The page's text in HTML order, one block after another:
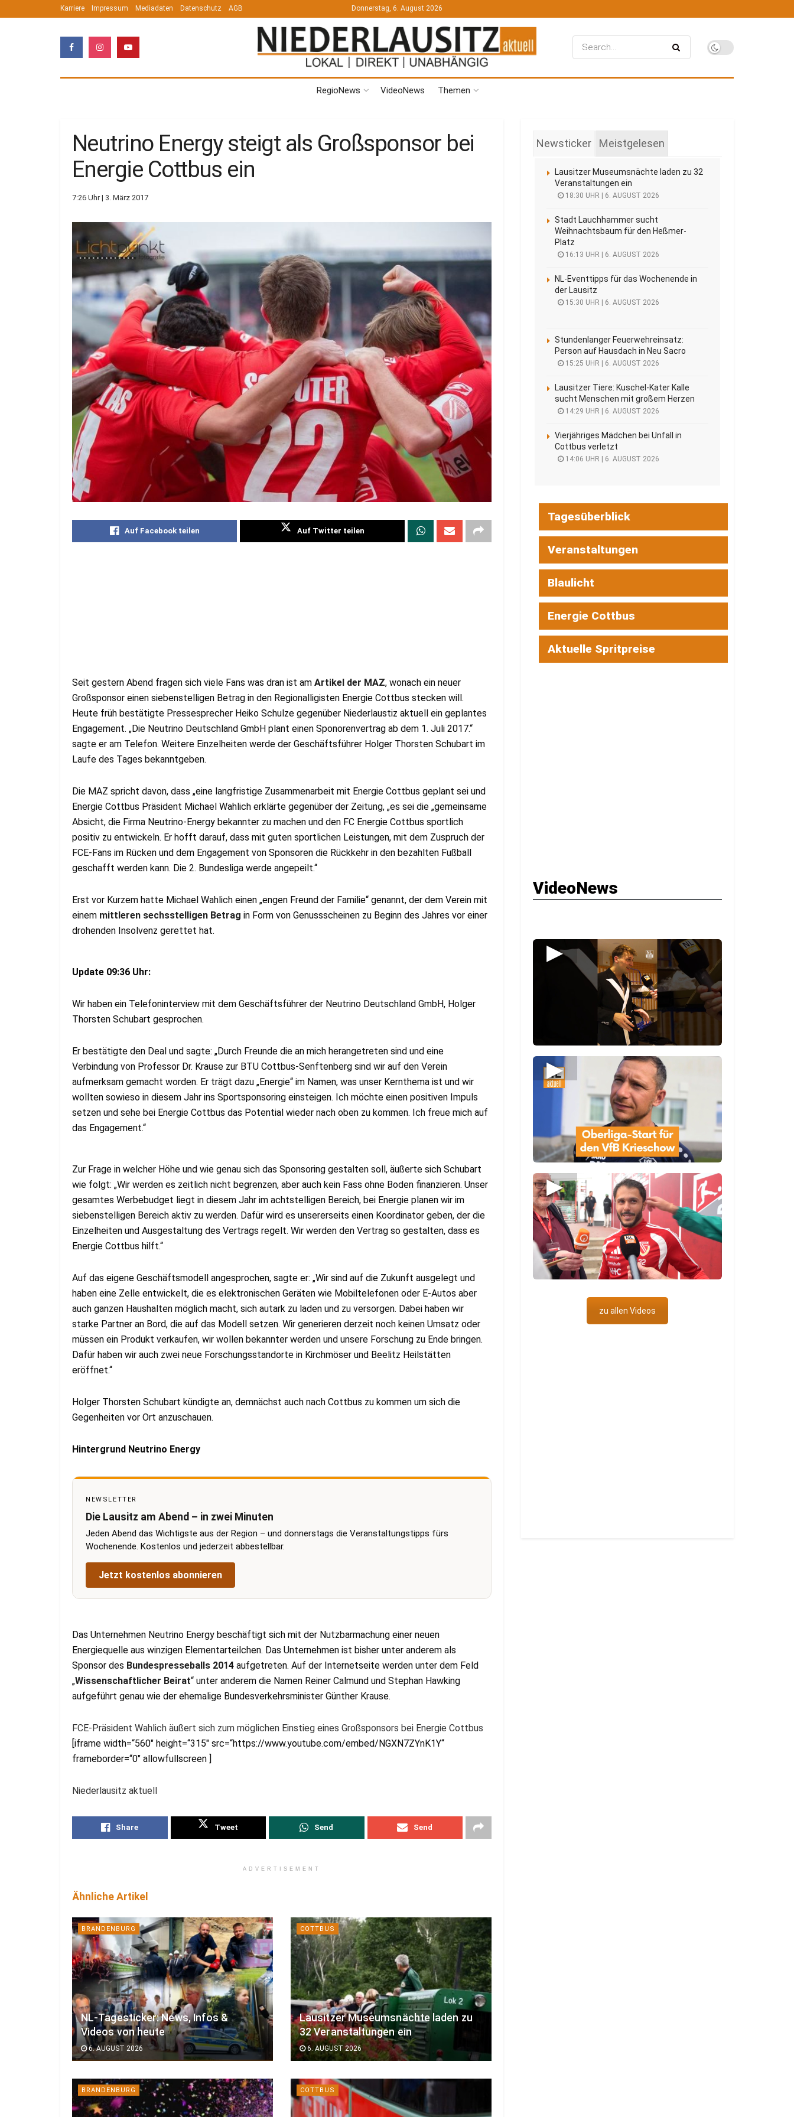
Karriere Impressum Mediadaten Datenschutz AGB Donnerstag, 6. August 2026
RegioNews VideoNews Themen
Neutrino Energy steigt als Großsponsor bei
Energie Cottbus ein
7:26 Uhr | 3. März 2017
Auf Facebook teilen Auf Twitter teilen
Seit gestern Abend fragen sich viele Fans was dran ist am Artikel der MAZ, wonach ein neuer
Großsponsor einen siebenstelligen Betrag in den Regionalligisten Energie Cottbus stecken will.
Heute früh bestätigte Pressesprecher Heiko Schulze gegenüber Niederlaustiz aktuell ein geplantes
Engagement. „Die Neutrino Deutschland GmbH plant einen Sponorenvertrag ab dem 1. Juli 2017.“
sagte er am Telefon. Weitere Einzelheiten werde der Geschäftsführer Holger Thorsten Schubart im
Laufe des Tages bekanntgeben.
Die MAZ spricht davon, dass „eine langfristige Zusammenarbeit mit Energie Cottbus geplant sei und
Energie Cottbus Präsident Michael Wahlich erklärte gegenüber der Zeitung, „es sei die „gemeinsame
Absicht, die Firma Neutrino-Energy bekannter zu machen und den FC Energie Cottbus sportlich
positiv zu entwickeln. Er hofft darauf, dass mit guten sportlichen Leistungen, mit dem Zuspruch der
FCE-Fans im Rücken und dem Engagement von Sponsoren die Rückkehr in den bezahlten Fußball
geschafft werden kann. Die 2. Bundesliga werde angepeilt.“
Erst vor Kurzem hatte Michael Wahlich einen „engen Freund der Familie“ genannt, der dem Verein mit
einem mittleren sechsstelligen Betrag in Form von Genussscheinen zu Beginn des Jahres vor einer
drohenden Insolvenz gerettet hat.
Update 09:36 Uhr:
Wir haben ein Telefoninterview mit dem Geschäftsführer der Neutrino Deutschland GmbH, Holger
Thorsten Schubart gesprochen.
Er bestätigte den Deal und sagte: „Durch Freunde die an mich herangetreten sind und eine
Verbindung von Professor Dr. Krause zur BTU Cottbus-Senftenberg sind wir auf den Verein
aufmerksam gemacht worden. Er trägt dazu „Energie“ im Namen, was unser Kernthema ist und wir
wollten sowieso in diesem Jahr ins Sportsponsoring einsteigen. Ich möchte einen positiven Impuls
setzen und sehe bei Energie Cottbus das Potential wieder nach oben zu kommen. Ich freue mich auf
das Engagement.“
Zur Frage in welcher Höhe und wie genau sich das Sponsoring gestalten soll, äußerte sich Schubart
wie folgt: „Wir werden es zeitlich nicht begrenzen, aber auch kein Fass ohne Boden finanzieren. Unser
gesamtes Werbebudget liegt in diesem Jahr im achtstelligen Bereich, bei Energie planen wir im
siebenstelligen Bereich aktiv zu werden. Dafür wird es unsererseits einen Koordinator geben, der die
Einzelheiten und Ausgestaltung des Vertrags regelt. Wir werden den Vertrag so gestalten, dass es
Energie Cottbus hilft.“
Auf das eigene Geschäftsmodell angesprochen, sagte er: „Wir sind auf die Zukunft ausgelegt und
haben eine Zelle entwickelt, die es elektronischen Geräten wie Mobiltelefonen oder E-Autos aber
auch ganzen Haushalten möglich macht, sich autark zu laden und zu versorgen. Dabei haben wir
starke Partner an Bord, die auf das Modell setzen. Wir generieren derzeit noch keinen Umsatz oder
müssen ein Produkt verkaufen, wir wollen bekannter werden und unsere Forschung zu Ende bringen.
Dafür haben wir auch zwei neue Forschungsstandorte in Kirchmöser und Beelitz Heilstätten
eröffnet.“
Holger Thorsten Schubart kündigte an, demnächst auch nach Cottbus zu kommen um sich die
Gegenheiten vor Ort anzuschauen.
Hintergrund Neutrino Energy
NEWSLETTER
Die Lausitz am Abend – in zwei Minuten
Jeden Abend das Wichtigste aus der Region – und donnerstags die Veranstaltungstipps fürs
Wochenende. Kostenlos und jederzeit abbestellbar.
Jetzt kostenlos abonnieren
Das Unternehmen Neutrino Energy beschäftigt sich mit der Nutzbarmachung einer neuen
Energiequelle aus winzigen Elementarteilchen. Das Unternehmen ist bisher unter anderem als
Sponsor des Bundespresseballs 2014 aufgetreten. Auf der Internetseite werden unter dem Feld
„Wissenschaftlicher Beirat“ unter anderem die Namen Reiner Calmund und Stephan Hawking
aufgeführt genau wie der ehemalige Bundesverkehrsminister Günther Krause.
FCE-Präsident Wahlich äußert sich zum möglichen Einstieg eines Großsponsors bei Energie Cottbus
[iframe width=“560″ height=“315″ src=“https://www.youtube.com/embed/NGXN7ZYnK1Y“
frameborder=“0″ allowfullscreen ]
Niederlausitz aktuell
Share Tweet Send Send
ADVERTISEMENT
Ähnliche Artikel
BRANDENBURG
NL-Tagesticker: News, Infos &
Videos von heute
6. AUGUST 2026
COTTBUS
Lausitzer Museumsnächte laden zu
32 Veranstaltungen ein
6. AUGUST 2026
BRANDENBURG COTTBUS
Newsticker Meistgelesen
Lausitzer Museumsnächte laden zu 32
Veranstaltungen ein
18:30 UHR | 6. AUGUST 2026
Stadt Lauchhammer sucht
Weihnachtsbaum für den Heßmer-
Platz
16:13 UHR | 6. AUGUST 2026
NL-Eventtipps für das Wochenende in
der Lausitz
15:30 UHR | 6. AUGUST 2026
Stundenlanger Feuerwehreinsatz:
Person auf Hausdach in Neu Sacro
15:25 UHR | 6. AUGUST 2026
Lausitzer Tiere: Kuschel-Kater Kalle
sucht Menschen mit großem Herzen
14:29 UHR | 6. AUGUST 2026
Vierjähriges Mädchen bei Unfall in
Cottbus verletzt
14:06 UHR | 6. AUGUST 2026
Tagesüberblick
Veranstaltungen
Blaulicht
Energie Cottbus
Aktuelle Spritpreise
VideoNews
▶
▶
▶
zu allen Videos